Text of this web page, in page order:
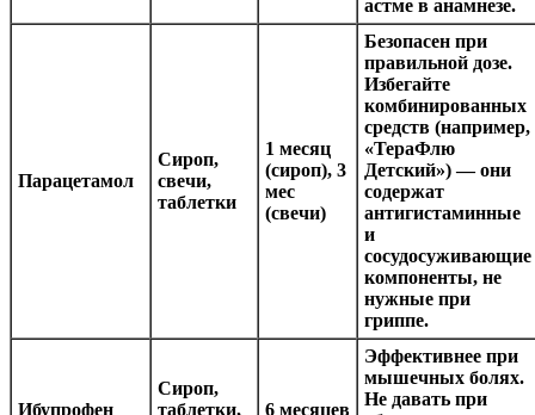
астме в анамнезе.
Парацетамол
Сироп,
свечи,
таблетки
1 месяц
(сироп), 3
мес
(свечи)
Безопасен при
правильной дозе.
Избегайте
комбинированных
средств (например,
«ТераФлю
Детский») — они
содержат
антигистаминные
и
сосудосуживающие
компоненты, не
нужные при
гриппе.
Ибупрофен
Сироп,
таблетки,
6 месяцев
Эффективнее при
мышечных болях.
Не давать при